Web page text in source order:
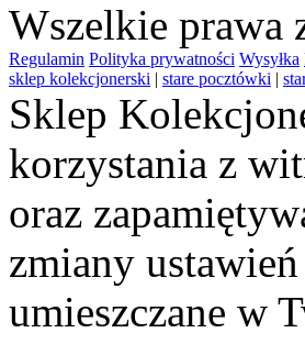
Wszelkie prawa
Regulamin Polityka prywatności Wysyłka
sklep kolekcjonerski | stare pocztówki |
Sklep
korzystania z
oraz
zmiany
umieszczane w